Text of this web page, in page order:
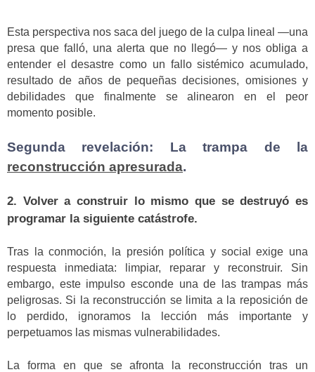
Esta perspectiva nos saca del juego de la culpa lineal —una
presa que falló, una alerta que no llegó— y nos obliga a
entender el desastre como un fallo sistémico acumulado,
resultado de años de pequeñas decisiones, omisiones y
debilidades que finalmente se alinearon en el peor
momento posible.
Segunda revelación: La trampa de la
reconstrucción apresurada.
2. Volver a construir lo mismo que se destruyó es
programar la siguiente catástrofe.
Tras la conmoción, la presión política y social exige una
respuesta inmediata: limpiar, reparar y reconstruir. Sin
embargo, este impulso esconde una de las trampas más
peligrosas. Si la reconstrucción se limita a la reposición de
lo perdido, ignoramos la lección más importante y
perpetuamos las mismas vulnerabilidades.
La forma en que se afronta la reconstrucción tras un